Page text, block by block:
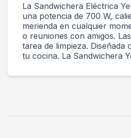
La Sandwichera Eléctrica
una potencia de 700 W,
merienda en cualquier
o reuniones con amigos.
tarea de limpieza.
tu cocina. La Sandwichera